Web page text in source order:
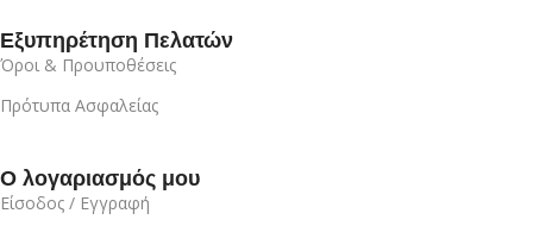
Εξυπηρέτηση Πελατών
Όροι & Προυποθέσεις
Πρότυπα Ασφαλείας
Ο λογαριασμός μου
Είσοδος / Εγγραφή